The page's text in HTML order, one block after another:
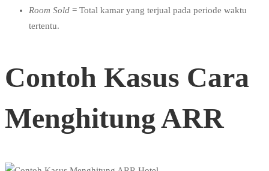
Room Sold = Total kamar yang terjual pada periode waktu
tertentu.
Contoh Kasus Cara
Menghitung ARR